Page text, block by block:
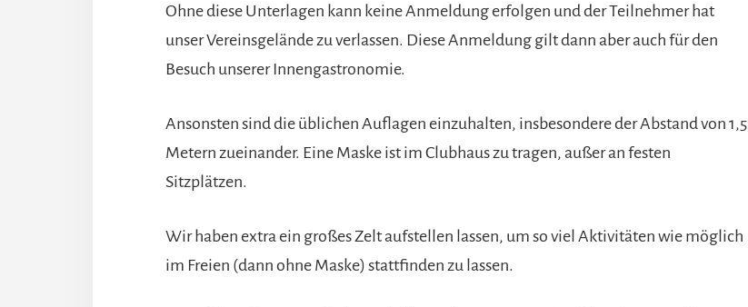
Ohne diese Unterlagen kann keine Anmeldung erfolgen und der Teilnehmer hat
unser Vereinsgelände zu verlassen. Diese Anmeldung gilt dann aber auch für den
Besuch unserer Innengastronomie.
Ansonsten sind die üblichen Auflagen einzuhalten, insbesondere der Abstand von 1,5
Metern zueinander. Eine Maske ist im Clubhaus zu tragen, außer an festen
Sitzplätzen.
Wir haben extra ein großes Zelt aufstellen lassen, um so viel Aktivitäten wie möglich
im Freien (dann ohne Maske) stattfinden zu lassen.